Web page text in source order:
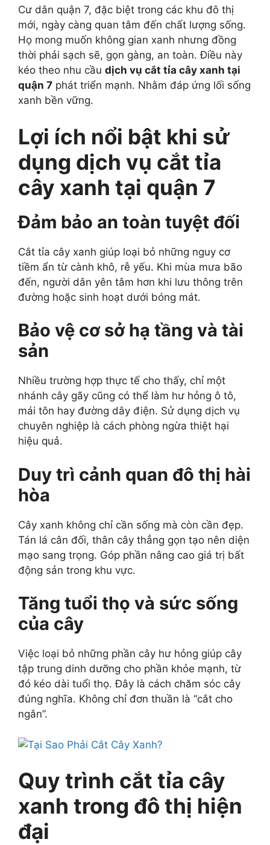
Cư dân quận 7, đặc biệt trong các khu đô thị
mới, ngày càng quan tâm đến chất lượng sống.
Họ mong muốn không gian xanh nhưng đồng
thời phải sạch sẽ, gọn gàng, an toàn. Điều này
kéo theo nhu cầu dịch vụ cắt tỉa cây xanh tại
quận 7 phát triển mạnh. Nhằm đáp ứng lối sống
xanh bền vững.
Lợi ích nổi bật khi sử
dụng dịch vụ cắt tỉa
cây xanh tại quận 7
Đảm bảo an toàn tuyệt đối
Cắt tỉa cây xanh giúp loại bỏ những nguy cơ
tiềm ẩn từ cành khô, rễ yếu. Khi mùa mưa bão
đến, người dân yên tâm hơn khi lưu thông trên
đường hoặc sinh hoạt dưới bóng mát.
Bảo vệ cơ sở hạ tầng và tài
sản
Nhiều trường hợp thực tế cho thấy, chỉ một
nhánh cây gãy cũng có thể làm hư hỏng ô tô,
mái tôn hay đường dây điện. Sử dụng dịch vụ
chuyên nghiệp là cách phòng ngừa thiệt hại
hiệu quả.
Duy trì cảnh quan đô thị hài
hòa
Cây xanh không chỉ cần sống mà còn cần đẹp.
Tán lá cân đối, thân cây thẳng gọn tạo nên diện
mạo sang trọng. Góp phần nâng cao giá trị bất
động sản trong khu vực.
Tăng tuổi thọ và sức sống
của cây
Việc loại bỏ những phần cây hư hỏng giúp cây
tập trung dinh dưỡng cho phần khỏe mạnh, từ
đó kéo dài tuổi thọ. Đây là cách chăm sóc cây
đúng nghĩa. Không chỉ đơn thuần là “cắt cho
ngắn”.
Quy trình cắt tỉa cây
xanh trong đô thị hiện
đại